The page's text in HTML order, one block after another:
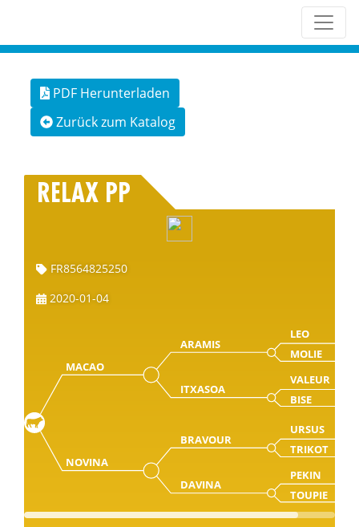
PDF Herunterladen
Zurück zum Katalog
RELAX PP
FR8564825250
2020-01-04
MACAO
ARAMIS
LEO
MOLIE
ITXASOA
VALEUR
BISE
NOVINA
BRAVOUR
URSUS
TRIKOT
DAVINA
PEKIN
TOUPIE